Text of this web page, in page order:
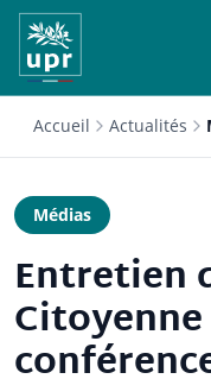
Accueil Actualités
Médias
Entretien